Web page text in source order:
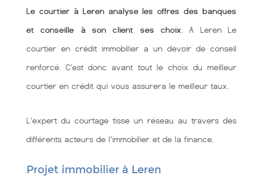
Le courtier à Leren analyse les offres des banques
et conseille à son client ses choix . A Leren Le
courtier en crédit immobilier a un devoir de conseil
renforcé. C'est donc avant tout le choix du meilleur
courtier en crédit qui vous assurera le meilleur taux.
L'expert du courtage tisse un réseau au travers des
différents acteurs de l'immobilier et de la finance.
Projet immobilier à Leren